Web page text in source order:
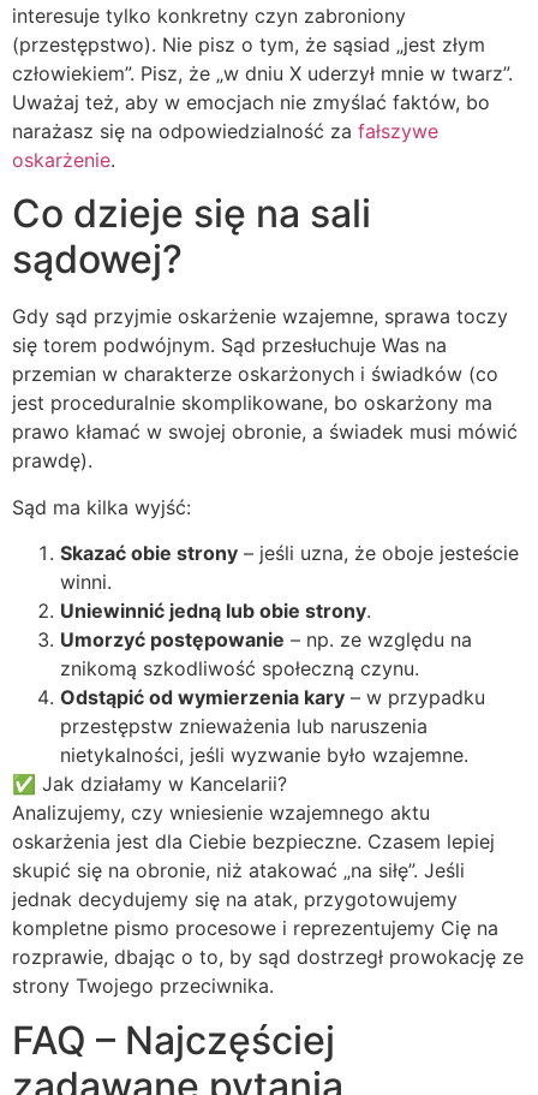
interesuje tylko konkretny czyn zabroniony
(przestępstwo). Nie pisz o tym, że sąsiad „jest złym
człowiekiem”. Pisz, że „w dniu X uderzył mnie w twarz”.
Uważaj też, aby w emocjach nie zmyślać faktów, bo
narażasz się na odpowiedzialność za fałszywe
oskarżenie.
Co dzieje się na sali
sądowej?
Gdy sąd przyjmie oskarżenie wzajemne, sprawa toczy
się torem podwójnym. Sąd przesłuchuje Was na
przemian w charakterze oskarżonych i świadków (co
jest proceduralnie skomplikowane, bo oskarżony ma
prawo kłamać w swojej obronie, a świadek musi mówić
prawdę).
Sąd ma kilka wyjść:
Skazać obie strony – jeśli uzna, że oboje jesteście
winni.
Uniewinnić jedną lub obie strony.
Umorzyć postępowanie – np. ze względu na
znikomą szkodliwość społeczną czynu.
Odstąpić od wymierzenia kary – w przypadku
przestępstw znieważenia lub naruszenia
nietykalności, jeśli wyzwanie było wzajemne.
✅ Jak działamy w Kancelarii?
Analizujemy, czy wniesienie wzajemnego aktu
oskarżenia jest dla Ciebie bezpieczne. Czasem lepiej
skupić się na obronie, niż atakować „na siłę”. Jeśli
jednak decydujemy się na atak, przygotowujemy
kompletne pismo procesowe i reprezentujemy Cię na
rozprawie, dbając o to, by sąd dostrzegł prowokację ze
strony Twojego przeciwnika.
FAQ – Najczęściej
zadawane pytania